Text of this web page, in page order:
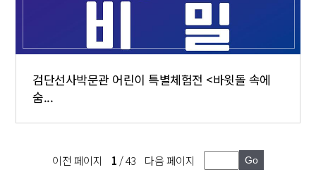
검단선사박문관 어린이 특별체험전 <바윗돌 속에
숨...
이전 페이지 1 / 43 다음 페이지